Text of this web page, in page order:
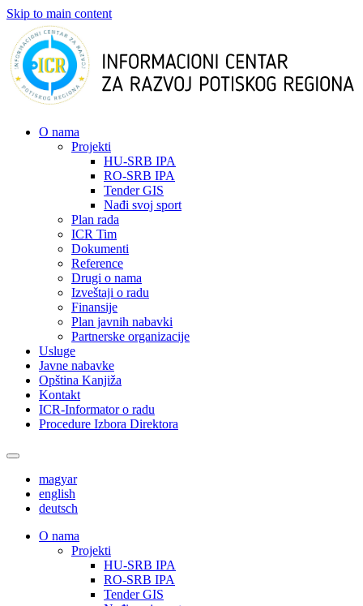
Skip to main content
О nama
Projekti
HU-SRB IPA
RO-SRB IPA
Tender GIS
Nađi svoj sport
Plan rada
ICR Tim
Dokumenti
Reference
Drugi o nama
Izveštaji o radu
Finansije
Plan javnih nabavki
Partnerske organizacije
Usluge
Javne nabavke
Opština Kanjiža
Kontakt
ICR-Informator o radu
Procedure Izbora Direktora
magyar
english
deutsch
О nama
Projekti
HU-SRB IPA
RO-SRB IPA
Tender GIS